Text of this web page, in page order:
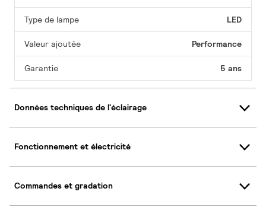
Type de lampe LED
Valeur ajoutée Performance
Garantie 5 ans
Données techniques de l'éclairage
Fonctionnement et électricité
Commandes et gradation